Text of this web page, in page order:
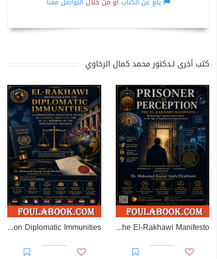
كتب أخرى لـدكتور محمد كمال الرخاوي
Prisoner of Perception: The El-Rakhawi Manifesto
EL-RAKHAWI MONOGRAPH on Diplomatic Immunities